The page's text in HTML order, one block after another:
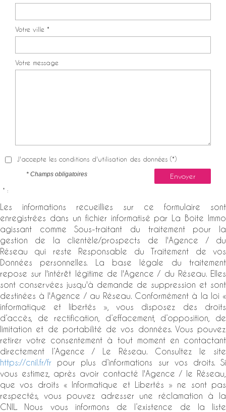
Votre ville *
Votre message
J'accepte les conditions d'utilisation des données (*)
Envoyer
* Champs obligatoires
* :
Les informations recueillies sur ce formulaire sont
enregistrées dans un fichier informatisé par La Boite Immo
agissant comme Sous-traitant du traitement pour la
gestion de la clientèle/prospects de l'Agence / du
Réseau qui reste Responsable du Traitement de vos
Données personnelles. La base légale du traitement
repose sur l'intérêt légitime de l'Agence / du Réseau. Elles
sont conservées jusqu'à demande de suppression et sont
destinées à l'Agence / au Réseau. Conformément à la loi «
informatique et libertés », vous disposez des droits
d’accès, de rectification, d’effacement, d’opposition, de
limitation et de portabilité de vos données. Vous pouvez
retirer votre consentement à tout moment en contactant
directement l’Agence / Le Réseau. Consultez le site
https://cnil.fr/fr pour plus d’informations sur vos droits. Si
vous estimez, après avoir contacté l'Agence / le Réseau,
que vos droits « Informatique et Libertés » ne sont pas
respectés, vous pouvez adresser une réclamation à la
CNIL. Nous vous informons de l’existence de la liste